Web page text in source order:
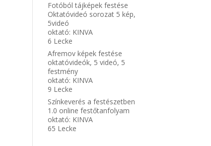
Fotóból tájképek festése
Oktatóvideó sorozat 5 kép,
5videó
oktató: KINVA
6 Lecke
Afremov képek festése
oktatóvideók, 5 videó, 5
festmény
oktató: KINVA
9 Lecke
Színkeverés a festészetben
1.0 online festőtanfolyam
oktató: KINVA
65 Lecke